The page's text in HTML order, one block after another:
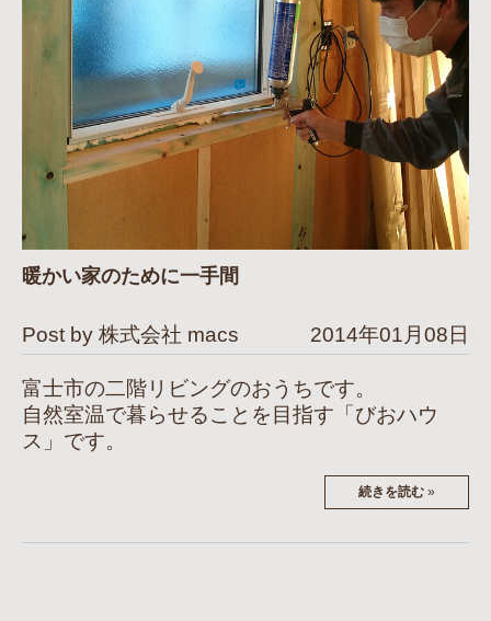
暖かい家のために一手間
Post by 株式会社 macs 2014年01月08日
富士市の二階リビングのおうちです。
自然室温で暮らせることを目指す「びおハウ
ス」です。
続きを読む »